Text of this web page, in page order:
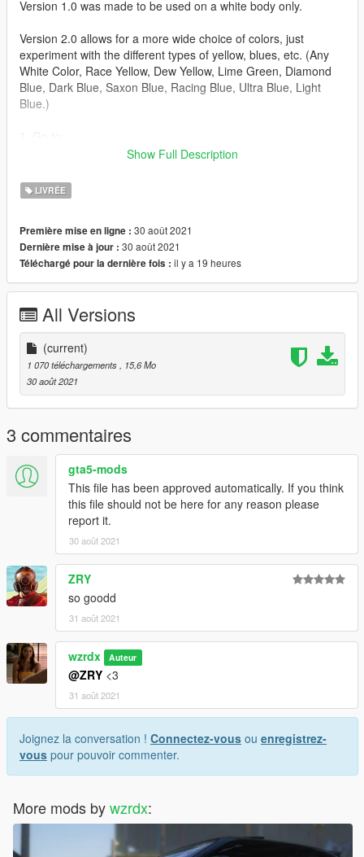
Version 1.0 was made to be used on a white body only.
Version 2.0 allows for a more wide choice of colors, just
experiment with the different types of yellow, blues, etc. (Any
White Color, Race Yellow, Dew Yellow, Lime Green, Diamond
Blue, Dark Blue, Saxon Blue, Racing Blue, Ultra Blue, Light
Blue.)
mods\update\x64\dlcpacks\m4f82\dlc.rpf\x64\vehicles.rpf\m4f8
2. Click Import and add m4_sign_2.png then press Save (Make
sure Edit Mode is enabled!)
sure Edit Mode is enabled!)
4. Go in-game spawn your car through Menyoo and change
livery.
Show Full Description
LIVRÉE
Première mise en ligne : 30 août 2021
Dernière mise à jour : 30 août 2021
Téléchargé pour la dernière fois : il y a 19 heures
All Versions
(current)
1 070 téléchargements
, 15,6 Mo
30 août 2021
3 commentaires
gta5-mods
This file has been approved automatically. If you think
this file should not be here for any reason please
report it.
30 août 2021
ZRY
so goodd
31 août 2021
wzrdx Auteur
@ZRY <3
31 août 2021
Joignez la conversation ! Connectez-vous ou enregistrez-
vous pour pouvoir commenter.
More mods bywzrdx: